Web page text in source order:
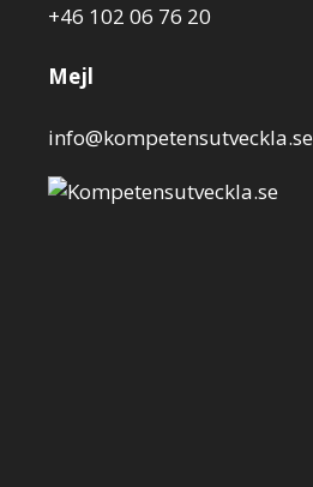
+46 102 06 76 20
Mejl
info@kompetensutveckla.se